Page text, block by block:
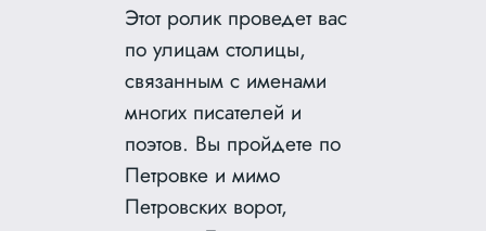
Этот ролик проведет вас
по улицам столицы,
связанным с именами
многих писателей и
поэтов. Вы пройдете по
Петровке и мимо
Петровских ворот,